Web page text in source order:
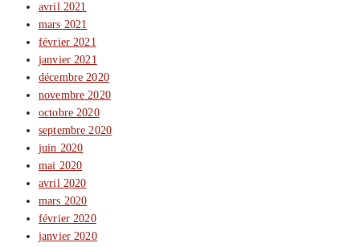
avril 2021
mars 2021
février 2021
janvier 2021
décembre 2020
novembre 2020
octobre 2020
septembre 2020
juin 2020
mai 2020
avril 2020
mars 2020
février 2020
janvier 2020